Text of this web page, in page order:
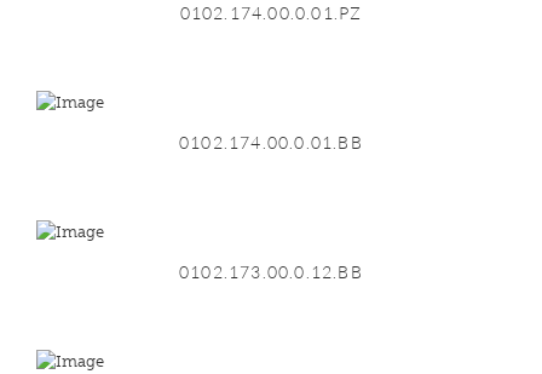
0102.174.00.0.01.PZ
0102.174.00.0.01.BB
0102.173.00.0.12.BB